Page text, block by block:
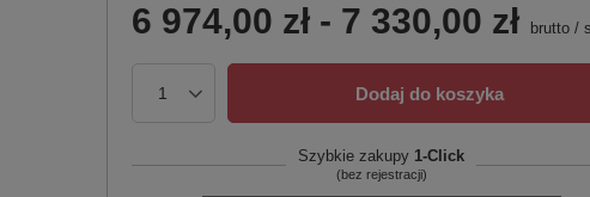
6 974,00 zł- 7 330,00 zł brutto/
Dodaj do koszyka
Szybkie zakupy 1-Click
(bez rejestracji)